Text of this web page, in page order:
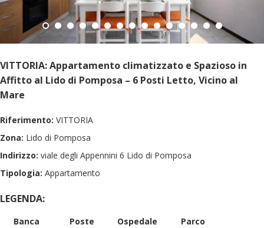
VITTORIA: Appartamento climatizzato e Spazioso in
Affitto al Lido di Pomposa – 6 Posti Letto, Vicino al
Mare
Riferimento: VITTORIA
Zona: Lido di Pomposa
Indirizzo: viale degli Appennini 6 Lido di Pomposa
Tipologia: Appartamento
LEGENDA:
Banca Poste Ospedale Parco